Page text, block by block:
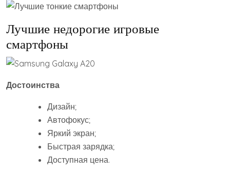
Лучшие недорогие игровые
смартфоны
Достоинства
Дизайн;
Автофокус;
Яркий экран;
Быстрая зарядка;
Доступная цена.